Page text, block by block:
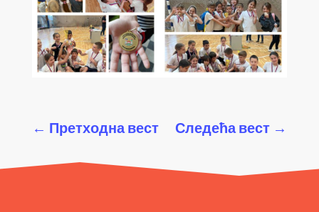
← Претходна вест Следећа вест →